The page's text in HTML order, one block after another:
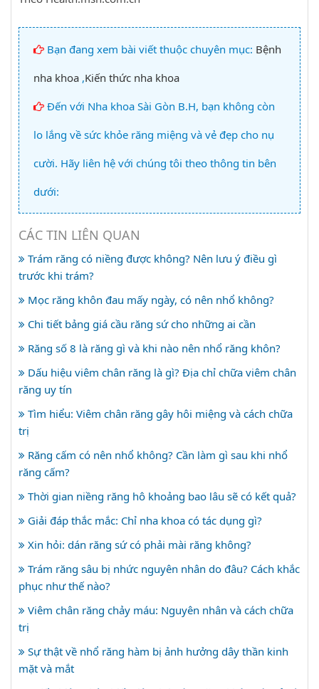
Bạn đang xem bài viết thuộc chuyên mục: Bệnh
nha khoa ,Kiến thức nha khoa
Đến với Nha khoa Sài Gòn B.H, bạn không còn
lo lắng về sức khỏe răng miệng và vẻ đẹp cho nụ
cười. Hãy liên hệ với chúng tôi theo thông tin bên
dưới:
CÁC TIN LIÊN QUAN
Trám răng có niềng được không? Nên lưu ý điều gì
trước khi trám?
Mọc răng khôn đau mấy ngày, có nên nhổ không?
Chi tiết bảng giá cầu răng sứ cho những ai cần
Răng số 8 là răng gì và khi nào nên nhổ răng khôn?
Dấu hiệu viêm chân răng là gì? Địa chỉ chữa viêm chân
răng uy tín
Tìm hiểu: Viêm chân răng gây hôi miệng và cách chữa
trị
Răng cấm có nên nhổ không? Cần làm gì sau khi nhổ
răng cấm?
Thời gian niềng răng hô khoảng bao lâu sẽ có kết quả?
Giải đáp thắc mắc: Chỉ nha khoa có tác dụng gì?
Xin hỏi: dán răng sứ có phải mài răng không?
Trám răng sâu bị nhức nguyên nhân do đâu? Cách khắc
phục như thế nào?
Viêm chân răng chảy máu: Nguyên nhân và cách chữa
trị
Sự thật về nhổ răng hàm bị ảnh hưởng dây thần kinh
mặt và mắt